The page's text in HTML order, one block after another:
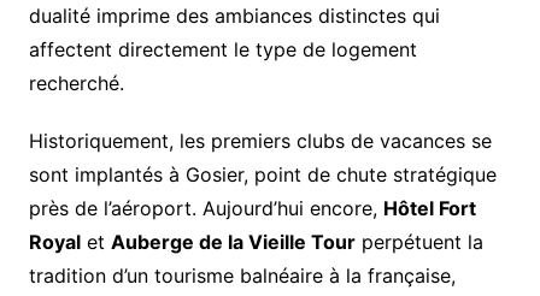
dualité imprime des ambiances distinctes qui
affectent directement le type de logement
recherché.
Historiquement, les premiers clubs de vacances se
sont implantés à Gosier, point de chute stratégique
près de l’aéroport. Aujourd’hui encore, Hôtel Fort
Royalet Auberge de la Vieille Tourperpétuent la
tradition d’un tourisme balnéaire à la française,